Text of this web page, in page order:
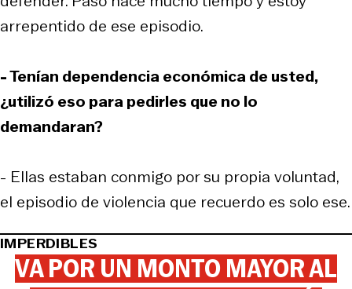
arrepentido de ese episodio.
- Tenían dependencia económica de usted,
¿utilizó eso para pedirles que no lo
demandaran?
- Ellas estaban conmigo por su propia voluntad,
el episodio de violencia que recuerdo es solo ese.
IMPERDIBLES
VA POR UN MONTO MAYOR AL